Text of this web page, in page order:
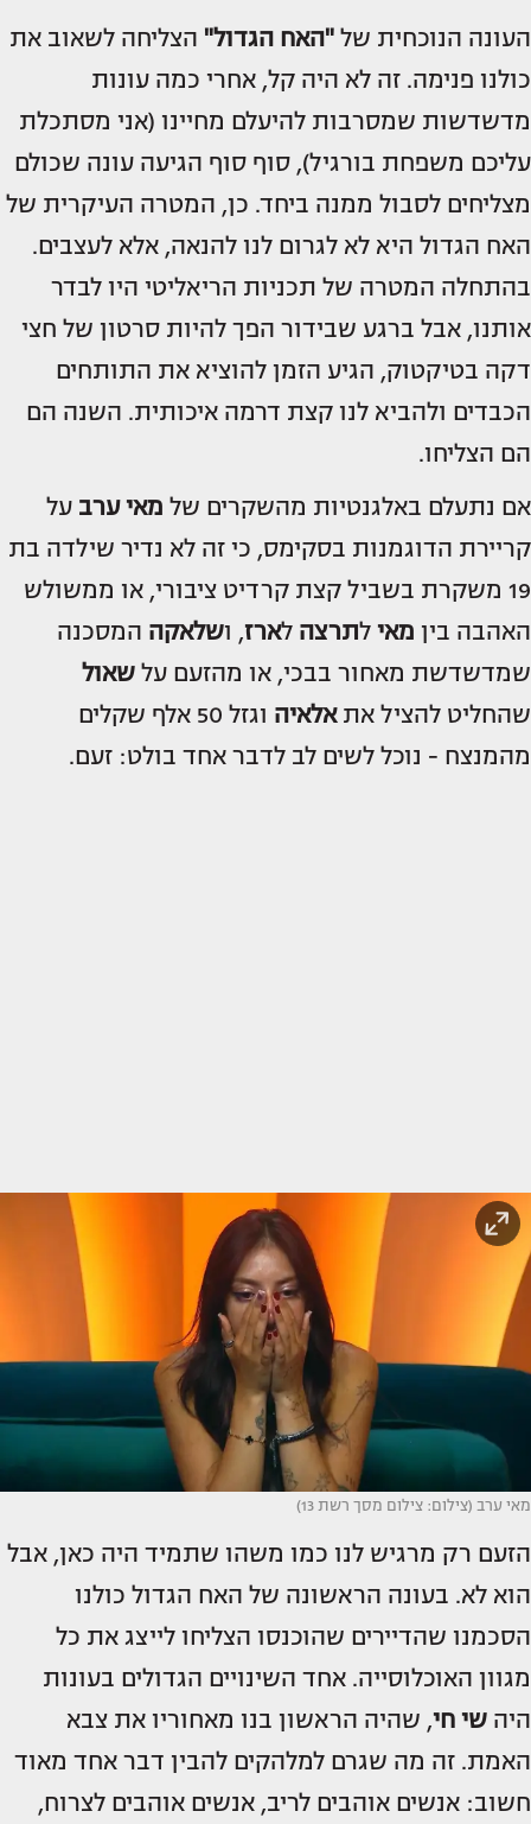
העונה הנוכחית של "האח הגדול" הצליחה לשאוב את
כולנו פנימה. זה לא היה קל, אחרי כמה עונות
מדשדשות שמסרבות להיעלם מחיינו (אני מסתכלת
עליכם משפחת בורגיל), סוף סוף הגיעה עונה שכולם
מצליחים לסבול ממנה ביחד. כן, המטרה העיקרית של
האח הגדול היא לא לגרום לנו להנאה, אלא לעצבים.
בהתחלה המטרה של תכניות הריאליטי היו לבדר
אותנו, אבל ברגע שבידור הפך להיות סרטון של חצי
דקה בטיקטוק, הגיע הזמן להוציא את התותחים
הכבדים ולהביא לנו קצת דרמה איכותית. השנה הם
הם הצליחו.
אם נתעלם באלגנטיות מהשקרים של מאי ערב על
קריירת הדוגמנות בסקימס, כי זה לא נדיר שילדה בת
19 משקרת בשביל קצת קרדיט ציבורי, או ממשולש
האהבה בין מאי לתרצה לארז, ושלאקה המסכנה
שמדשדשת מאחור בבכי, או מהזעם על שאול
שהחליט להציל אתאלאיה
וגזל 50 אלף שקלים
מהמנצח - נוכל לשים לב לדבר אחד בולט: זעם.
מאי ערב (צילום: צילום מסך רשת 13)
הזעם רק מרגיש לנו כמו משהו שתמיד היה כאן, אבל
הוא לא. בעונה הראשונה של האח הגדול כולנו
הסכמנו שהדיירים שהוכנסו הצליחו לייצג את כל
מגוון האוכלוסייה. אחד השינויים הגדולים בעונות
היה שי חי, שהיה הראשון בנו מאחוריו את צבא
האמת. זה מה שגרם למלהקים להבין דבר אחד מאוד
חשוב: אנשים אוהבים לריב, אנשים אוהבים לצרוח,